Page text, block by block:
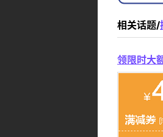
相关话题/
领限时大